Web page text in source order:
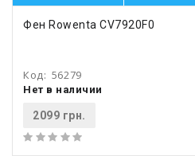
Фен Rowenta CV7920F0
Код: 56279
Нет в наличии
2099 грн.